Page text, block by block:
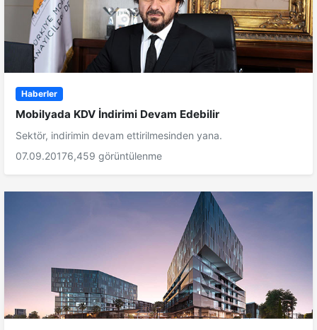
Haberler
Mobilyada KDV İndirimi Devam Edebilir
Sektör, indirimin devam ettirilmesinden yana.
07.09.20176,459 görüntülenme